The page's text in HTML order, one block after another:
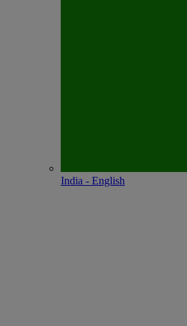
India - English